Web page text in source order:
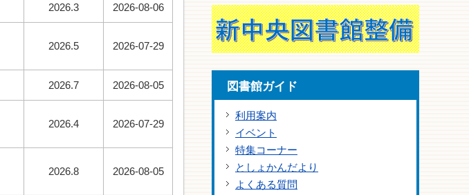
2026.3 2026-08-06
2026.5 2026-07-29
2026.7 2026-08-05
2026.4 2026-07-29
2026.8 2026-08-05
図書館ガイド
利用案内
イベント
特集コーナー
としょかんだより
よくある質問